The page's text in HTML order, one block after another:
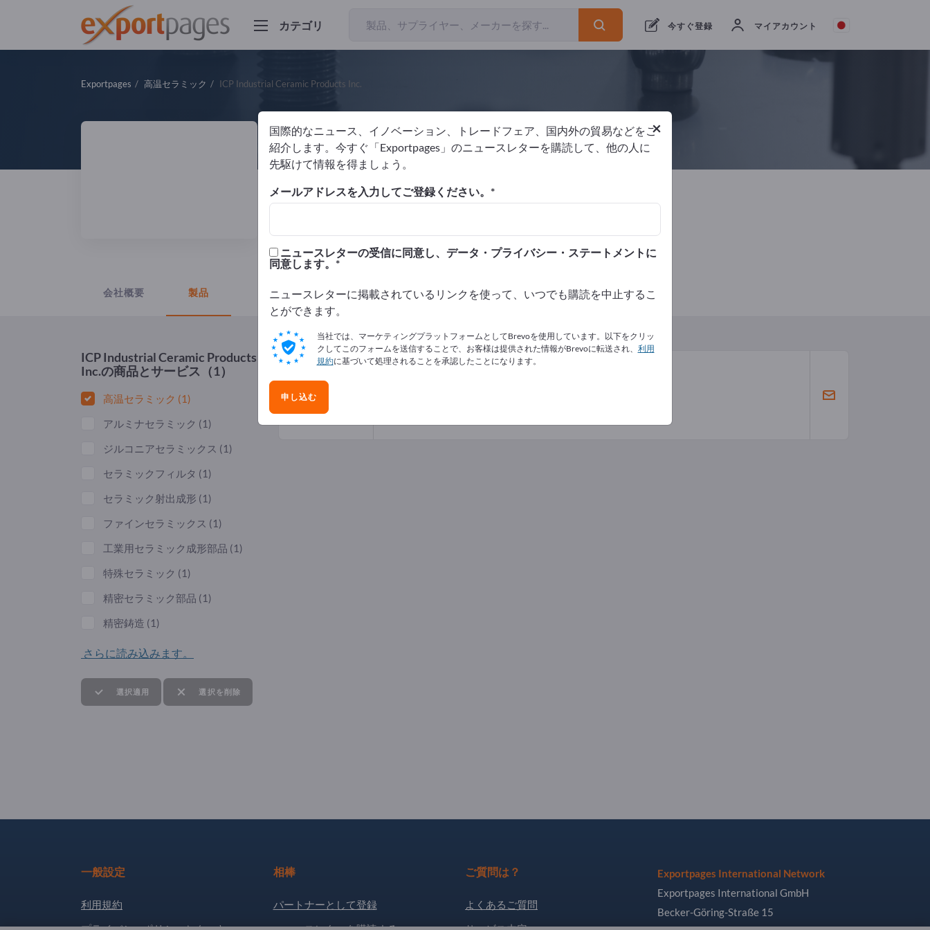
カテゴリ 今すぐ登録 マイアカウント
Exportpages 高温セラミック ICP Industrial Ceramic Products Inc.
ICP Industrial Ceramic Products Inc.
製造元 アメリカ合衆国 Website
会社概要 製品
ICP Industrial Ceramic Products
Inc.の商品とサービス（1）
高温セラミック (1)
アルミナセラミック (1)
ジルコニアセラミックス (1)
セラミックフィルタ (1)
セラミック射出成形 (1)
ファインセラミックス (1)
工業用セラミック成形部品 (1)
特殊セラミック (1)
精密セラミック部品 (1)
精密鋳造 (1)
さらに読み込みます。
選択適用 選択を削除
一般設定
利用規約
相棒
パートナーとして登録
ご質問は？
よくあるご質問
Exportpages International Network
Exportpages International GmbH
Becker-Göring-Straße 15
×
国際的なニュース、イノベーション、トレードフェア、国内外の貿易などをご
紹介します。今すぐ「Exportpages」のニュースレターを購読して、他の人に
先駆けて情報を得ましょう。
メールアドレスを入力してご登録ください。
ニュースレターの受信に同意し、データ・プライバシー・ステートメントに
同意します。
ニュースレターに掲載されているリンクを使って、いつでも購読を中止するこ
とができます。
当社では、マーケティングプラットフォームとしてBrevoを使用しています。以下をクリッ
クしてこのフォームを送信することで、お客様は提供された情報がBrevoに転送され、 利用
規約に基づいて処理されることを承認したことになります。
申し込む